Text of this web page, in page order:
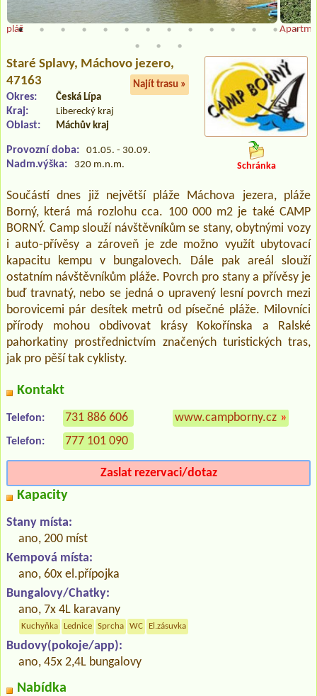
pláž
Staré Splavy, Máchovo jezero,
47163
Najít trasu »
Okres: Česká Lípa
Kraj: Liberecký kraj
Oblast: Máchův kraj
Provozní doba: 01.05. - 30.09.
Nadm.výška: 320 m.n.m. Schránka
Součástí dnes již největší pláže Máchova jezera, pláže
Borný, která má rozlohu cca. 100 000 m2 je také CAMP
BORNÝ. Camp slouží návštěvníkům se stany, obytnými vozy
i auto-přívěsy a zároveň je zde možno využít ubytovací
kapacitu kempu v bungalovech. Dále pak areál slouží
ostatním návštěvníkům pláže. Povrch pro stany a přívěsy je
buď travnatý, nebo se jedná o upravený lesní povrch mezi
borovicemi pár desítek metrů od písečné pláže. Milovníci
přírody mohou obdivovat krásy Kokořínska a Ralské
pahorkatiny prostřednictvím značených turistických tras,
jak pro pěší tak cyklisty.
Kontakt
Telefon: 731 886 606
Telefon: 777 101 090
www.campborny.cz »
Zaslat rezervaci/dotaz
Kapacity
Stany místa:
ano, 200 míst
Kempová místa:
ano, 60x el.přípojka
Bungalovy/Chatky:
ano, 7x 4L karavany
Kuchyňka Lednice Sprcha WC El.zásuvka
Budovy(pokoje/app):
ano, 45x 2,4L bungalovy
Nabídka